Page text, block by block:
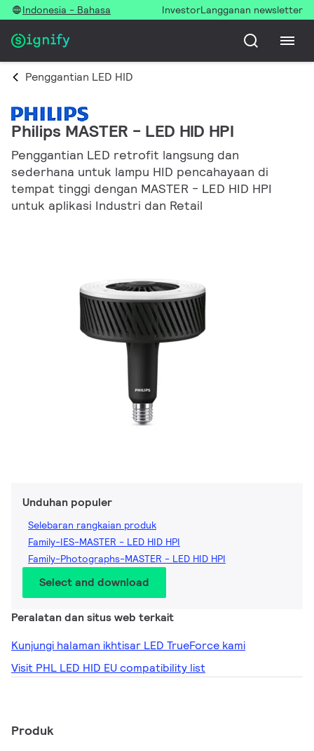
Indonesia - Bahasa InvestorLangganan newsletter
Penggantian LED HID
Philips MASTER - LED HID HPI
Penggantian LED retrofit langsung dan
sederhana untuk lampu HID pencahayaan di
tempat tinggi dengan MASTER - LED HID HPI
untuk aplikasi Industri dan Retail
Unduhan populer
Selebaran rangkaian produk
Family-IES-MASTER - LED HID HPI
Family-Photographs-MASTER - LED HID HPI
Select and download
Peralatan dan situs web terkait
Kunjungi halaman ikhtisar LED TrueForce kami
Visit PHL LED HID EU compatibility list
Produk